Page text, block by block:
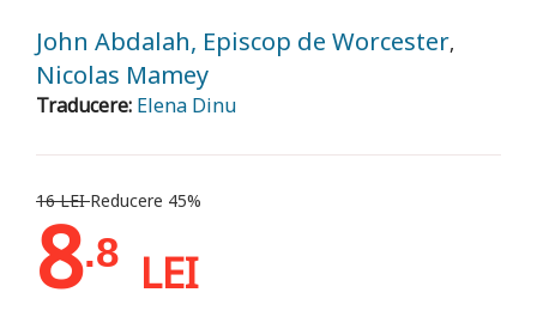
John Abdalah, Episcop de Worcester,
Nicolas Mamey
Traducere: Elena Dinu
16 LEIReducere 45%
8.8 LEI